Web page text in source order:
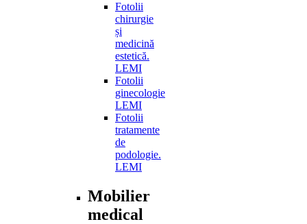
Fotolii
chirurgie
și
medicină
estetică.
LEMI
Fotolii
ginecologie
LEMI
Fotolii
tratamente
de
podologie.
LEMI
Mobilier
medical